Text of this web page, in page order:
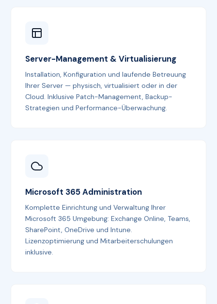
Server-Management & Virtualisierung
Installation, Konfiguration und laufende Betreuung
Ihrer Server — physisch, virtualisiert oder in der
Cloud. Inklusive Patch-Management, Backup-
Strategien und Performance-Überwachung.
Microsoft 365 Administration
Komplette Einrichtung und Verwaltung Ihrer
Microsoft 365 Umgebung: Exchange Online, Teams,
SharePoint, OneDrive und Intune.
Lizenzoptimierung und Mitarbeiterschulungen
inklusive.